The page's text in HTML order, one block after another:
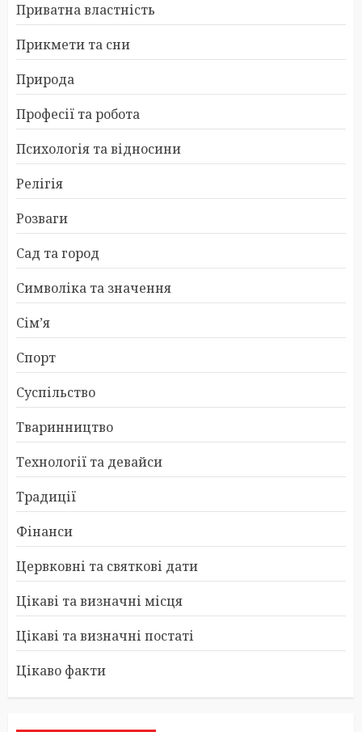
Приватна властність
Прикмети та сни
Природа
Професії та робота
Психологія та відносини
Релігія
Розваги
Сад та город
Символіка та значення
Сім’я
Спорт
Суспільство
Тваринництво
Технології та девайси
Традиції
Фінанси
Цервковні та святкові дати
Цікаві та визначні місця
Цікаві та визначні постаті
Цікаво факти